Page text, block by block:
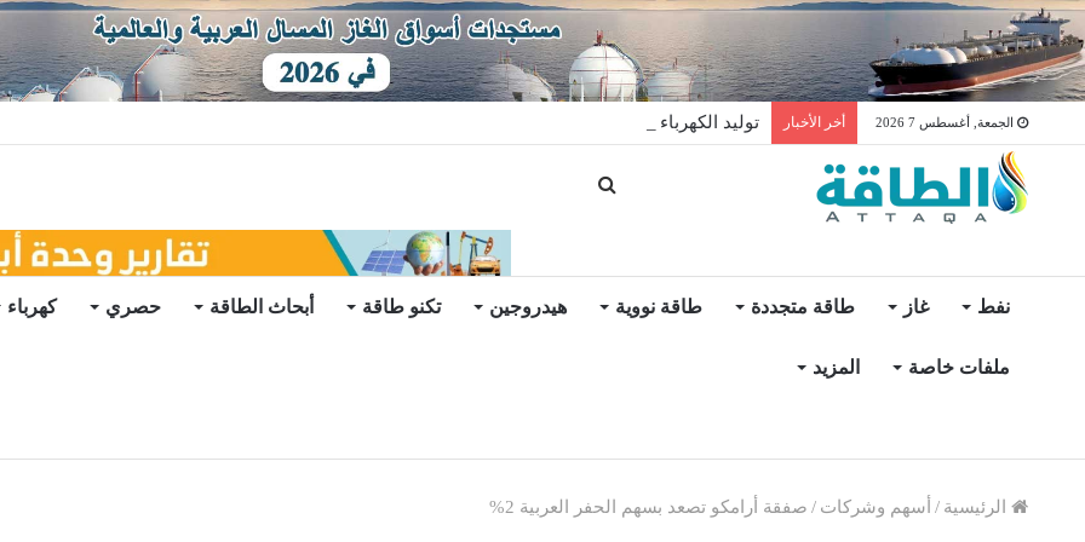
الجمعة, أغسطس 7 2026 أخر الأخبار توليد الكهرباء بالغاز في الإمارات يرتفع للعام الثاني
نفط غاز طاقة متجددة طاقة نووية هيدروجين تكنو طاقة أبحاث الطاقة حصري كهرباء
ملفات خاصة المزيد
الرئيسية / أسهم وشركات / صفقة أرامكو تصعد بسهم الحفر العربية 2%